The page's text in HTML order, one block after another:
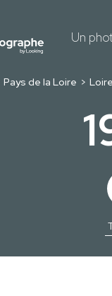
Un
Pays de la Loire